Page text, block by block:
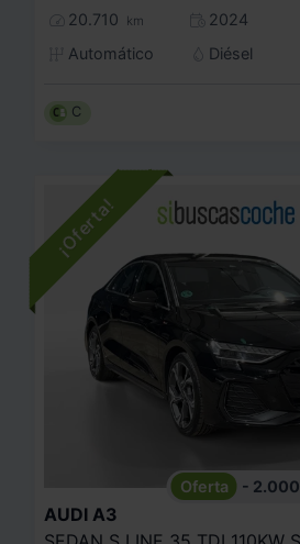
20.710 km
2024
Automático
Diésel
C
- 2.000
AUDI A3